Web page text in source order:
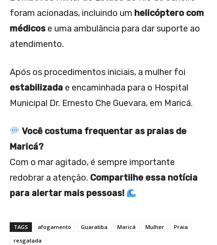
foram acionadas, incluindo um helicóptero com
médicos e uma ambulância para dar suporte ao
atendimento.
Após os procedimentos iniciais, a mulher foi
estabilizada e encaminhada para o Hospital
Municipal Dr. Ernesto Che Guevara, em Maricá.
Você costuma frequentar as praias de
Maricá?
Com o mar agitado, é sempre importante
redobrar a atenção. Compartilhe essa notícia
para alertar mais pessoas!
TAGS afogamento Guaratiba Maricá Mulher
Praia
resgatada